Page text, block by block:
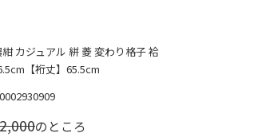
紺 カジュアル 絣 菱 変わり格子 袷
【裄丈】65.5cm
のところ